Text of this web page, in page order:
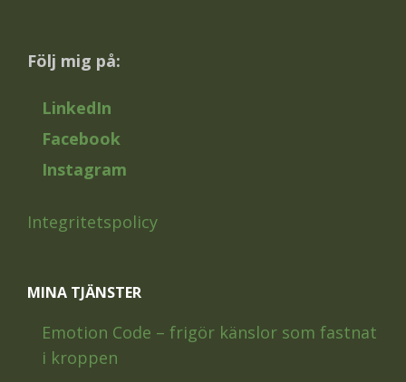
Följ mig på:
LinkedIn
Facebook
Instagram
Integritetspolicy
MINA TJÄNSTER
Emotion Code – frigör känslor som fastnat
i kroppen